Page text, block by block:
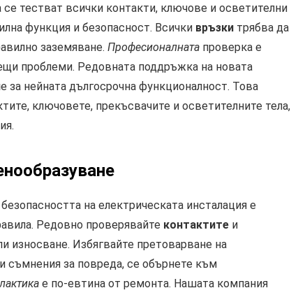
тестват всички контакти, ключове и осветителни
функция и безопасност. Всички връзки трябва да
заземяване. Професионалната проверка е
проблеми. Редовната поддръжка на новата
за нейната дългосрочна функционалност. Това
ключовете, прекъсвачите и осветителните тела,
на електрическата инсталация е
Редовно проверявайте контактите и
износване. Избягвайте претоварване на
съмнения за повреда, се обърнете към
е по-евтина от ремонта. Нашата компания